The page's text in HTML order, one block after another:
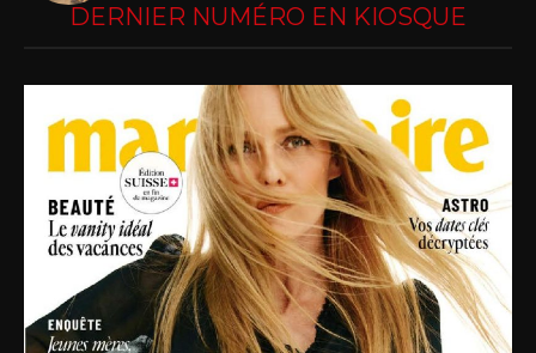
DERNIER NUMÉRO EN KIOSQUE